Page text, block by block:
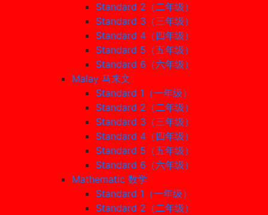
Standard 2（二年级）
Standard 3（三年级）
Standard 4（四年级）
Standard 5（五年级）
Standard 6（六年级）
Malay 马来文
Standard 1（一年级）
Standard 2（二年级）
Standard 3（三年级）
Standard 4（四年级）
Standard 5（五年级）
Standard 6（六年级）
Mathematic 数学
Standard 1（一年级）
Standard 2（二年级）